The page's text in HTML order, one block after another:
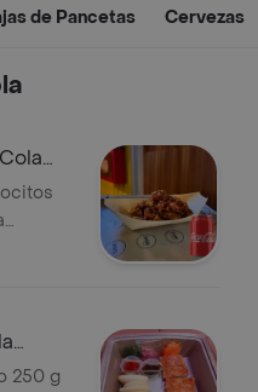
de Pancetas Cervezas
250 g